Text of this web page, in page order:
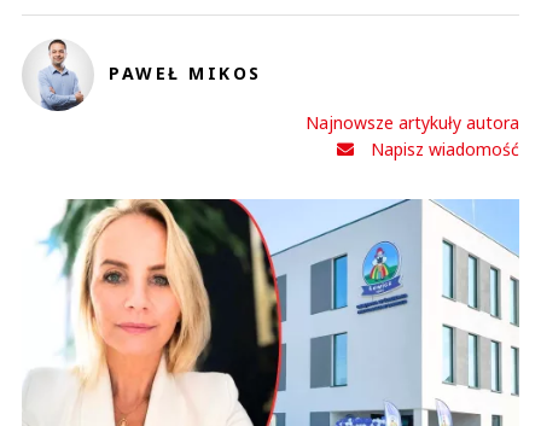
Nie znaleziono komentarzy
PAWEŁ MIKOS
Najnowsze artykuły autora
Napisz wiadomość